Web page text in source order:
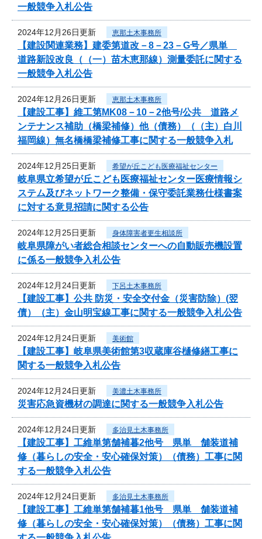
一般競争入札公告
2024年12月26日更新 恵那土木事務所
【建設関連業務】建委第道改－8－23－G号／県単
道路新設改良（（一）苗木恵那線）測量委託に関する
一般競争入札公告
2024年12月26日更新 恵那土木事務所
【建設工事】維工第MK08－10－2他号/公共 道路メ
ンテナンス補助（橋梁補修）他（債務）（（主）白川
福岡線）無名橋橋梁補修工事に関する一般競争入札
2024年12月25日更新 希望が丘こども医療福祉センター
岐阜県立希望が丘こども医療福祉センター医療情報シ
ステム及びネットワーク整備・保守委託業務仕様書案
に対する意見招請に関する公告
2024年12月25日更新 身体障害者更生相談所
岐阜県障がい者総合相談センターへの自動販売機設置
に係る一般競争入札公告
2024年12月24日更新 下呂土木事務所
【建設工事】公共 防災・安全交付金（災害防除）(翌
債）（主）金山明宝線工事に関する一般競争入札公告
2024年12月24日更新 美術館
【建設工事】岐阜県美術館第3収蔵庫谷樋修繕工事に
関する一般競争入札公告
2024年12月24日更新 美濃土木事務所
災害応急資機材の調達に関する一般競争入札公告
2024年12月24日更新 多治見土木事務所
【建設工事】工維単第舗補暮2他号 県単 舗装道補
修（暮らしの安全・安心確保対策）（債務）工事に関
する一般競争入札公告
2024年12月24日更新 多治見土木事務所
【建設工事】工維単第舗補暮1他号 県単 舗装道補
修（暮らしの安全・安心確保対策）（債務）工事に関